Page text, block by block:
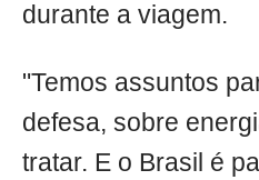
durante a viagem.
"Temos assuntos
defesa, sobre
tratar. E o Brasil é